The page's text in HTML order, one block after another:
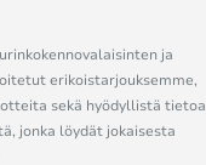
ja
erikoistarjouksemme,
sekä hyödyllistä tietoa
jonka löydät jokaisesta